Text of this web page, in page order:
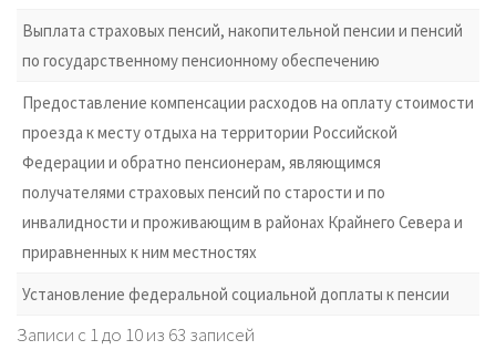
Выплата страховых пенсий, накопительной пенсии и пенсий
по государственному пенсионному обеспечению
Предоставление компенсации расходов на оплату стоимости
проезда к месту отдыха на территории Российской
Федерации и обратно пенсионерам, являющимся
получателями страховых пенсий по старости и по
инвалидности и проживающим в районах Крайнего Севера и
приравненных к ним местностях
Установление федеральной социальной доплаты к пенсии
Записи с 1 до 10 из 63 записей